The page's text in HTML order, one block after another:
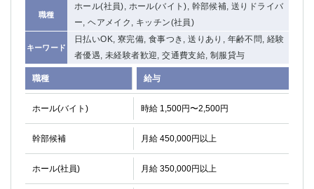
職種
ホール(社員), ホール(バイト), 幹部候補, 送りドライバ
ー, ヘアメイク, キッチン(社員)
キーワード
日払いOK, 寮完備, 食事つき, 送りあり, 年齢不問, 経験
者優遇, 未経験者歓迎, 交通費支給, 制服貸与
職種 給与
ホール(バイト) 時給 1,500円〜2,500円
幹部候補 月給 450,000円以上
ホール(社員) 月給 350,000円以上